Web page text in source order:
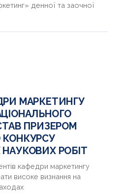
денної та заочної
МАРКЕТИНГУ
ПРИЗЕРОМ
РОБІТ
кафедри маркетингу
високе визнання на